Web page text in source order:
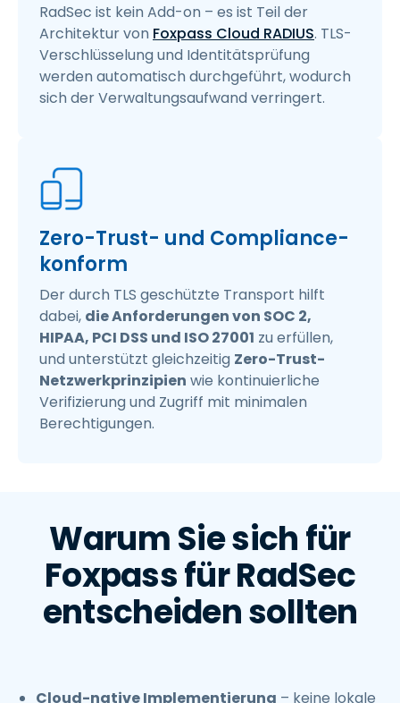
RadSec ist kein Add-on – es ist Teil der
Architektur von Foxpass Cloud RADIUS. TLS-
Verschlüsselung und Identitätsprüfung
werden automatisch durchgeführt, wodurch
sich der Verwaltungsaufwand verringert.
Zero-Trust- und Compliance-
konform
Der durch TLS geschützte Transport hilft
dabei, die Anforderungen von SOC 2,
HIPAA, PCI DSS und ISO 27001 zu erfüllen,
und unterstützt gleichzeitig Zero-Trust-
Netzwerkprinzipien wie kontinuierliche
Verifizierung und Zugriff mit minimalen
Berechtigungen.
Warum Sie sich für
Foxpass für RadSec
entscheiden sollten
Cloud-native Implementierung – keine lokale